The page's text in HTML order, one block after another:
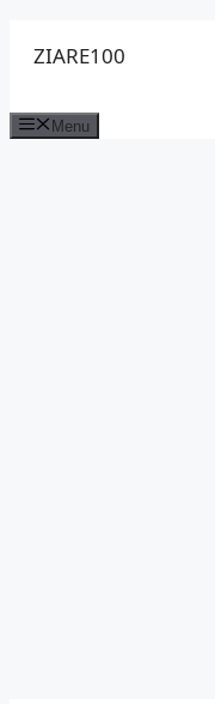
ZIARE100
Menu